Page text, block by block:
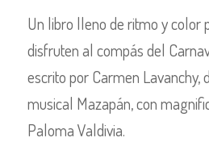
Un libro lleno de ritmo y color
disfruten al compás del
escrito por Carmen Lavanchy,
musical Mazapán, con
Paloma Valdivia.